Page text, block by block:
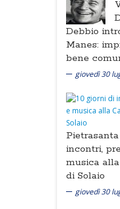
Debbio
Manes:
bene
giovedì 30
incontri,
musica
di Solaio
giovedì 30